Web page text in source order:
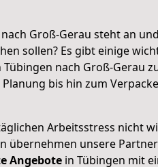
Groß-Gerau steht an
sollen? Es gibt einige
nach Groß-Gerau
bis hin zum
Arbeitsstress nicht
übernehmen unsere
Angebote in Tübingen mit